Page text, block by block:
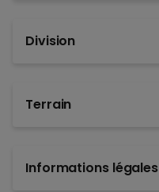
Division
Terrain
Informations légales